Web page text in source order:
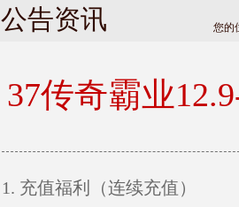
公告资讯 您的
37传奇霸业
1. 充值福利（连续充值）